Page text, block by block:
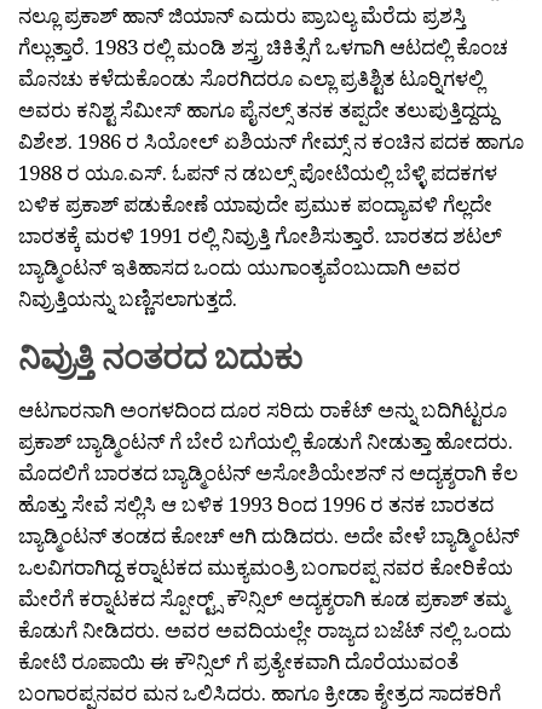
ನಲ್ಲೂ ಪ್ರಕಾಶ್ ಹಾನ್ ಜಿಯಾನ್ ಎದುರು ಪ್ರಾಬಲ್ಯ ಮೆರೆದು ಪ್ರಶಸ್ತಿ
ಗೆಲ್ಲುತ್ತಾರೆ. 1983 ರಲ್ಲಿ ಮಂಡಿ ಶಸ್ತ್ರ ಚಿಕಿತ್ಸೆಗೆ ಒಳಗಾಗಿ ಆಟದಲ್ಲಿ ಕೊಂಚ
ಮೊನಚು ಕಳೆದುಕೊಂಡು ಸೊರಗಿದರೂ ಎಲ್ಲಾ ಪ್ರತಿಶ್ಟಿತ ಟೂರ‍್ನಿಗಳಲ್ಲಿ
ಅವರು ಕನಿಶ್ಟ ಸೆಮೀಸ್ ಹಾಗೂ ಪೈನಲ್ಸ್ ತನಕ ತಪ್ಪದೇ ತಲುಪುತ್ತಿದ್ದದ್ದು
ವಿಶೇಶ. 1986 ರ ಸಿಯೋಲ್ ಏಶಿಯನ್ ಗೇಮ್ಸ್ ನ ಕಂಚಿನ ಪದಕ ಹಾಗೂ
1988 ರ ಯೂ.ಎಸ್. ಓಪನ್ ನ ಡಬಲ್ಸ್ ಪೋಟಿಯಲ್ಲಿ ಬೆಳ್ಳಿ ಪದಕಗಳ
ಬಳಿಕ ಪ್ರಕಾಶ್ ಪಡುಕೋಣೆ ಯಾವುದೇ ಪ್ರಮುಕ ಪಂದ್ಯಾವಳಿ ಗೆಲ್ಲದೇ
ಬಾರತಕ್ಕೆ ಮರಳಿ 1991 ರಲ್ಲಿ ನಿವ್ರುತ್ತಿ ಗೋಶಿಸುತ್ತಾರೆ. ಬಾರತದ ಶಟಲ್
ಬ್ಯಾಡ್ಮಿಂಟನ್ ಇತಿಹಾಸದ ಒಂದು ಯುಗಾಂತ್ಯವೆಂಬುದಾಗಿ ಅವರ
ನಿವ್ರುತ್ತಿಯನ್ನು ಬಣ್ಣಿಸಲಾಗುತ್ತದೆ.
ನಿವ್ರುತ್ತಿ ನಂತರದ ಬದುಕು
ಆಟಗಾರನಾಗಿ ಅಂಗಳದಿಂದ ದೂರ ಸರಿದು ರಾಕೆಟ್ ಅನ್ನು ಬದಿಗಿಟ್ಟರೂ
ಪ್ರಕಾಶ್ ಬ್ಯಾಡ್ಮಿಂಟನ್ ಗೆ ಬೇರೆ ಬಗೆಯಲ್ಲಿ ಕೊಡುಗೆ ನೀಡುತ್ತಾ ಹೋದರು.
ಮೊದಲಿಗೆ ಬಾರತದ ಬ್ಯಾಡ್ಮಿಂಟನ್ ಅಸೋಶಿಯೇಶನ್ ನ ಅದ್ಯಕ್ಶರಾಗಿ ಕೆಲ
ಹೊತ್ತು ಸೇವೆ ಸಲ್ಲಿಸಿ ಆ ಬಳಿಕ 1993 ರಿಂದ 1996 ರ ತನಕ ಬಾರತದ
ಬ್ಯಾಡ್ಮಿಂಟನ್ ತಂಡದ ಕೋಚ್ ಆಗಿ ದುಡಿದರು. ಅದೇ ವೇಳೆ ಬ್ಯಾಡ್ಮಿಂಟನ್
ಒಲವಿಗರಾಗಿದ್ದ ಕರ‍್ನಾಟಕದ ಮುಕ್ಯಮಂತ್ರಿ ಬಂಗಾರಪ್ಪ ನವರ ಕೋರಿಕೆಯ
ಮೇರೆಗೆ ಕರ‍್ನಾಟಕದ ಸ್ಪೋರ‍್ಟ್ಸ್ ಕೌನ್ಸಿಲ್ ಅದ್ಯಕ್ಶರಾಗಿ ಕೂಡ ಪ್ರಕಾಶ್ ತಮ್ಮ
ಕೊಡುಗೆ ನೀಡಿದರು. ಅವರ ಅವದಿಯಲ್ಲೇ ರಾಜ್ಯದ ಬಜೆಟ್ ನಲ್ಲಿ ಒಂದು
ಕೋಟಿ ರೂಪಾಯಿ ಈ ಕೌನ್ಸಿಲ್ ಗೆ ಪ್ರತ್ಯೇಕವಾಗಿ ದೊರೆಯುವಂತೆ
ಬಂಗಾರಪ್ಪನವರ ಮನ ಒಲಿಸಿದರು. ಹಾಗೂ ಕ್ರೀಡಾ ಕ್ಶೇತ್ರದ ಸಾದಕರಿಗೆ